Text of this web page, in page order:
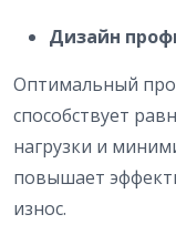
Дизайн
Оптимальный
способствует
нагрузки и
повышает
износ.